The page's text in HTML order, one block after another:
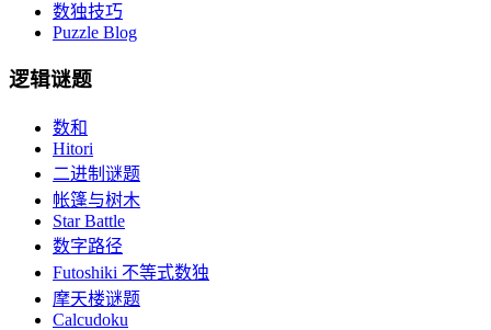
数独技巧
Puzzle Blog
逻辑谜题
数和
Hitori
二进制谜题
帐篷与树木
Star Battle
数字路径
Futoshiki 不等式数独
摩天楼谜题
Calcudoku